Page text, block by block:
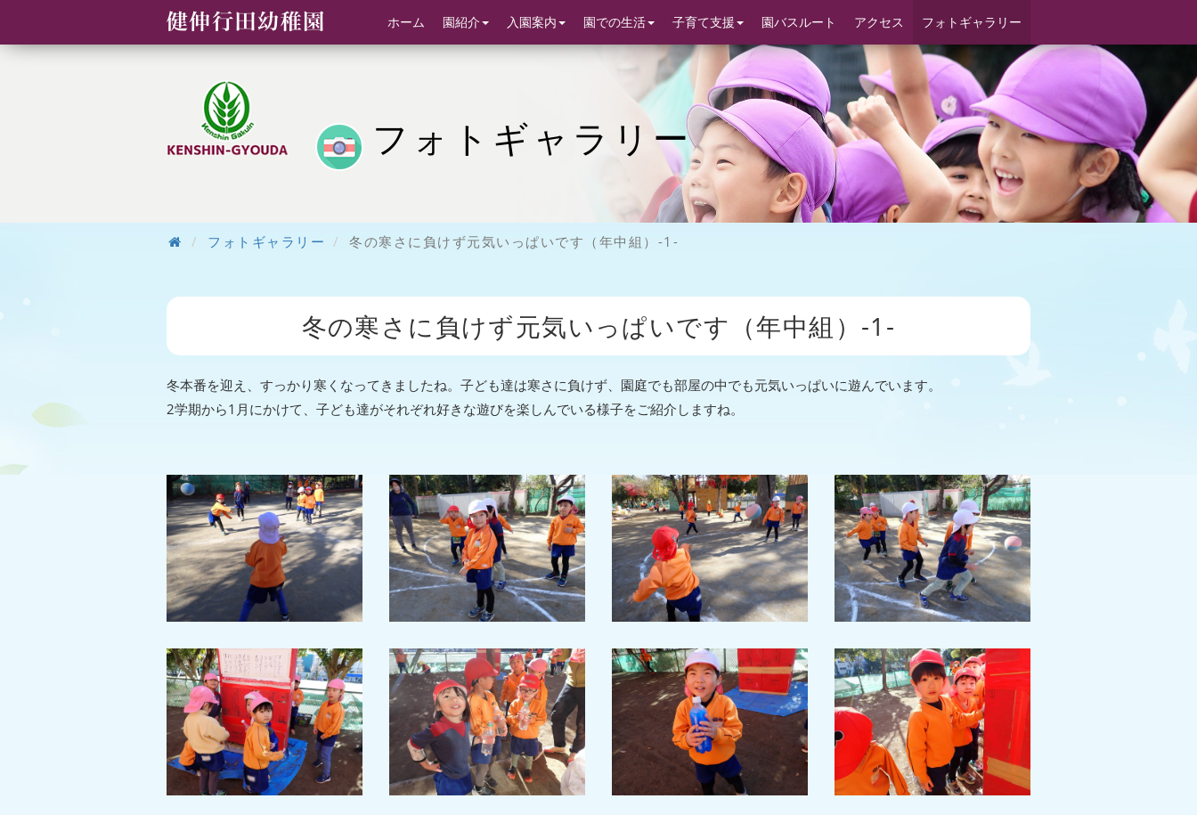
ホーム 園紹介 入園案内 園での生活 子育て支援 園バスルート アクセス フォトギャラリー
フォトギャラリー
フォトギャラリー 冬の寒さに負けず元気いっぱいです（年中組）-1-
冬の寒さに負けず元気いっぱいです（年中組）-1-
冬本番を迎え、すっかり寒くなってきましたね。子ども達は寒さに負けず、園庭でも部屋の中でも元気いっぱいに遊んでいます。
2学期から1月にかけて、子ども達がそれぞれ好きな遊びを楽しんでいる様子をご紹介しますね。